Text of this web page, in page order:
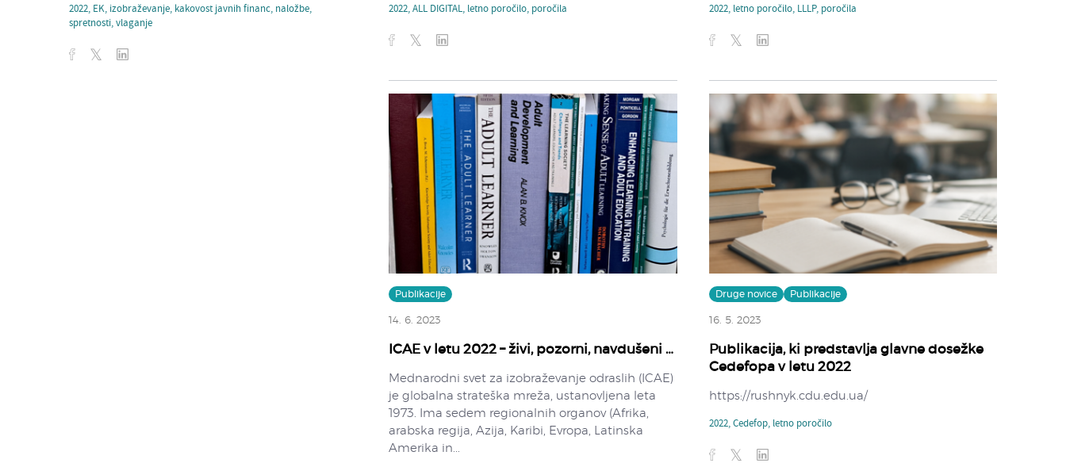
2022, EK, izobraževanje, kakovost javnih financ, naložbe,
spretnosti,vlaganje
2022,ALL DIGITAL, letno poročilo, poročila 2022, letno poročilo, LLLP, poročila
Publikacije
14. 6. 2023
ICAE v letu 2022 – živi, pozorni, navdušeni …
Mednarodni svet za izobraževanje odraslih (ICAE)
je globalna strateška mreža, ustanovljena leta
1973. Ima sedem regionalnih organov (Afrika,
arabska regija, Azija, Karibi, Evropa, Latinska
Amerika in...
Druge novice Publikacije
16. 5. 2023
Publikacija, ki predstavlja glavne dosežke
Cedefopa v letu 2022
https://rushnyk.cdu.edu.ua/
2022,Cedefop, letno poročilo